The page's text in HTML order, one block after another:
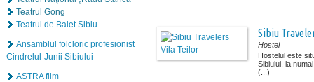
Teatrul Gong
Teatrul de Balet Sibiu
Ansamblul folcloric profesionist
Cindrelul-Junii Sibiului
ASTRA film
Sibiu
Hostel
Hostelul este
Sibiului, la
(...)